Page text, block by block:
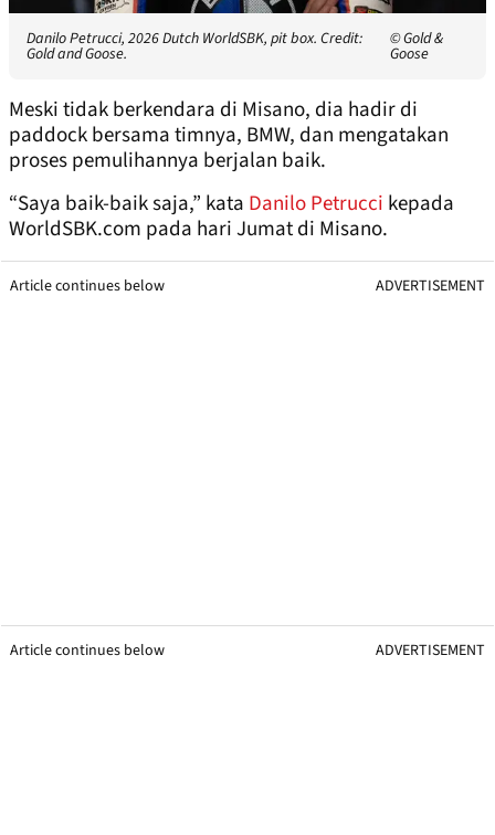
Danilo Petrucci, 2026 Dutch WorldSBK, pit box. Credit:
Gold and Goose.
© Gold &
Goose
Meski tidak berkendara di Misano, dia hadir di
paddock bersama timnya, BMW, dan mengatakan
proses pemulihannya berjalan baik.
“Saya baik-baik saja,” kata Danilo Petrucci kepada
WorldSBK.com pada hari Jumat di Misano.
Article continues below ADVERTISEMENT
Article continues below ADVERTISEMENT